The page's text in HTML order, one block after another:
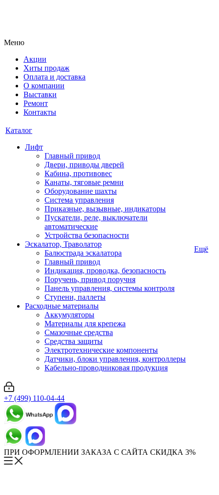
Меню
Акции
Хиты продаж
Оплата и доставка
О компании
Выставки
Ремонт
Контакты
Каталог
Лифт
Главный привод
Двери, приводы дверей
Кабина, противовес
Канаты, тяговые ремни
Оборудование шахты
Система управления
Приказные, вызывные, индикаторы
Пускатели, реле, выключатели
автоматические
Устройства безопасности
Эскалатор, Траволатор
Балюстрада эскалатора
Главный привод
Индикация, проводка, безопасность
Поручень, привод поручня
Панель управления, системы контроля
Ступени, паллеты
Расходные материалы
Аккумуляторы
Материалы для крепежа
Смазочные средства
Средства защиты
Электротехнические компоненты
Датчики, блоки управления, контроллеры
Кабельно-проводниковая продукция
Ещё
+7 (499) 110-04-44
ПРИ ОФОРМЛЕНИИ ЗАКАЗА С САЙТА СКИДКА 3%